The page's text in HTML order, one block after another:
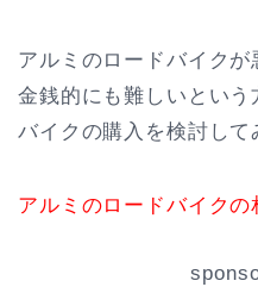
アルミのロードバイクが
金銭的にも難しいとい
バイクの購入を検討して
アルミのロードバイク